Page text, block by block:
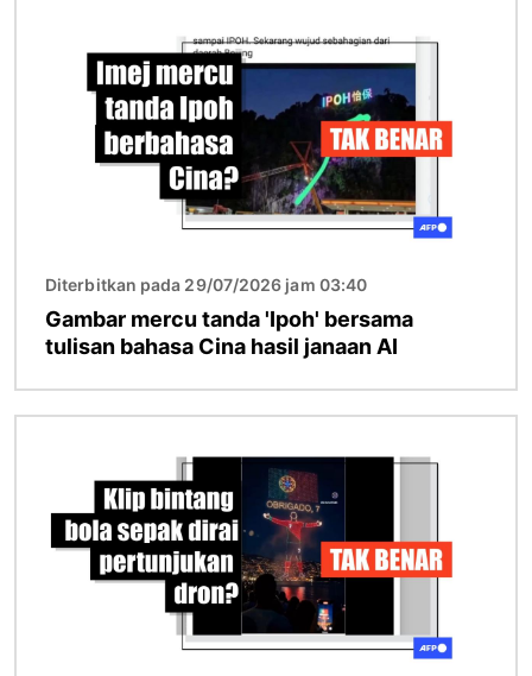
Diterbitkan pada 29/07/2026 jam 03:40
Gambar mercu tanda 'Ipoh' bersama
tulisan bahasa Cina hasil janaan AI